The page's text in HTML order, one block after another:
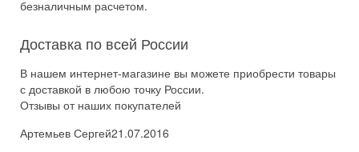
безналичным расчетом.
Доставка по всей России
В нашем интернет-магазине вы можете приобрести товары
с доставкой в любою точку России.
Отзывы от наших покупателей
Артемьев Сергей21.07.2016